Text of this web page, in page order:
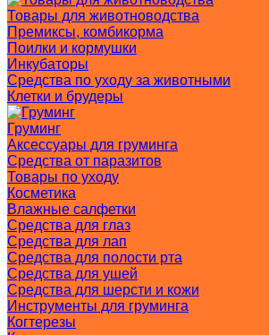
Товары для животноводства
Премиксы, комбикорма
Поилки и кормушки
Инкубаторы
Средства по уходу за животными
Клетки и брудеры
Груминг
Аксессуары для груминга
Средства от паразитов
Товары по уходу
Косметика
Влажные салфетки
Средства для глаз
Средства для лап
Средства для полости рта
Средства для ушей
Средства для шерсти и кожи
Инструменты для груминга
Когтерезы